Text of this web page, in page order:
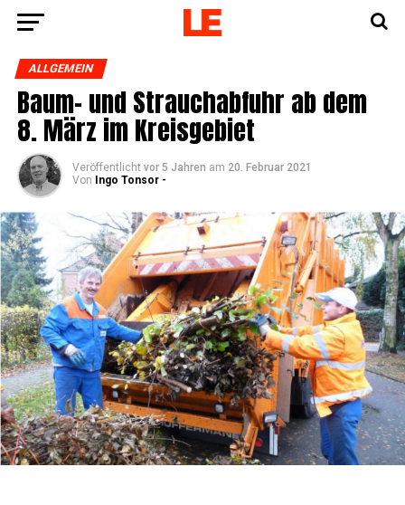
ALLGEMEIN
Baum- und Strauch­ab­fuhr ab dem
8. März im Kreisgebiet
Veröffentlicht vor 5 Jahren am 20. Februar 2021
Von
Ingo Tonsor -